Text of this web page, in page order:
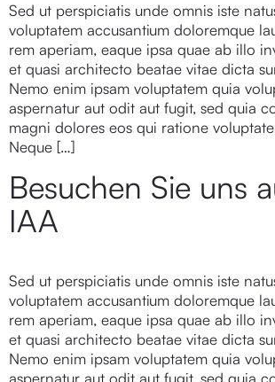
Sed ut perspiciatis unde omnis iste
voluptatem accusantium doloremque
rem aperiam, eaque ipsa quae ab illo
et quasi architecto beatae vitae dicta
Nemo enim ipsam voluptatem quia
aspernatur aut odit aut fugit, sed quia
magni dolores eos qui ratione
Neque […]
Besuchen Sie uns
IAA
Sed ut perspiciatis unde omnis iste
voluptatem accusantium doloremque
rem aperiam, eaque ipsa quae ab illo
et quasi architecto beatae vitae dicta
Nemo enim ipsam voluptatem quia
aspernatur aut odit aut fugit, sed quia